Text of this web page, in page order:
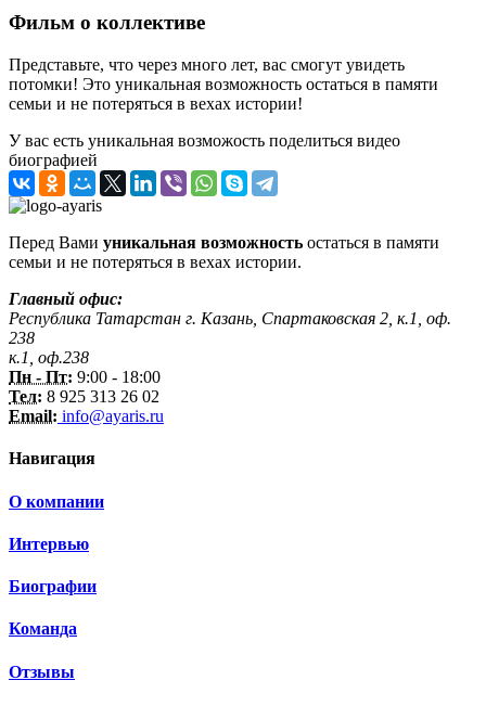
Фильм о коллективе
Представьте, что через много лет, вас смогут увидеть
потомки! Это уникальная возможность остаться в памяти
семьи и не потеряться в вехах истории!
У вас есть уникальная возможость поделиться видео
биографией
Перед Вами уникальная возможность остаться в памяти
семьи и не потеряться в вехах истории.
Главный офис:
Республика Татарстан г. Казань, Спартаковская 2, к.1, оф.
238
к.1, оф.238
Пн - Пт: 9:00 - 18:00
Тел: 8 925 313 26 02
Email: info@ayaris.ru
Навигация
О компании
Интервью
Биографии
Команда
Отзывы